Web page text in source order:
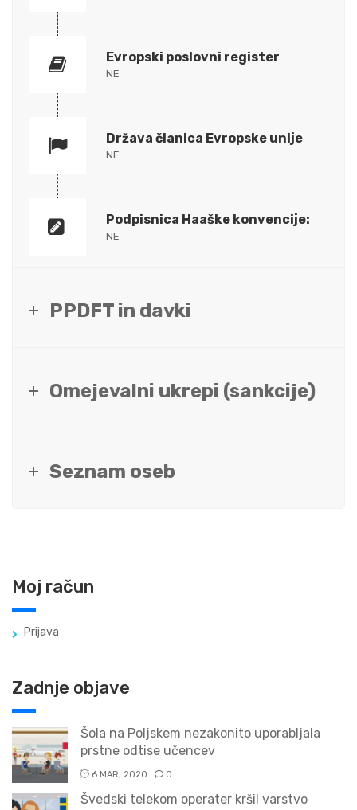
Evropski poslovni register
NE
Država članica Evropske unije
NE
Podpisnica Haaške konvencije:
NE
PPDFT in davki
Omejevalni ukrepi (sankcije)
Seznam oseb
Moj račun
Prijava
Zadnje objave
Šola na Poljskem nezakonito uporabljala
prstne odtise učencev
6 MAR, 2020 0
Švedski telekom operater kršil varstvo